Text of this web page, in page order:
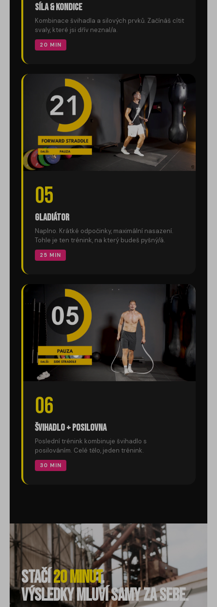
Síla & kondice
Kombinace švihadla a silových prvků. Začínáš cítit
svaly, které jsi dřív neznal/a.
20 MIN
05
Gladiátor
Naplno. Krátké odpočinky, maximální nasazení.
Tohle je ten trénink, na který budeš pyšný/á.
25 MIN
06
Švihadlo + posilovna
Poslední trénink kombinuje švihadlo s
posilováním. Celé tělo, jeden trénink.
30 MIN
Stačí20 minut.
Výsledky mluví samy za sebe.